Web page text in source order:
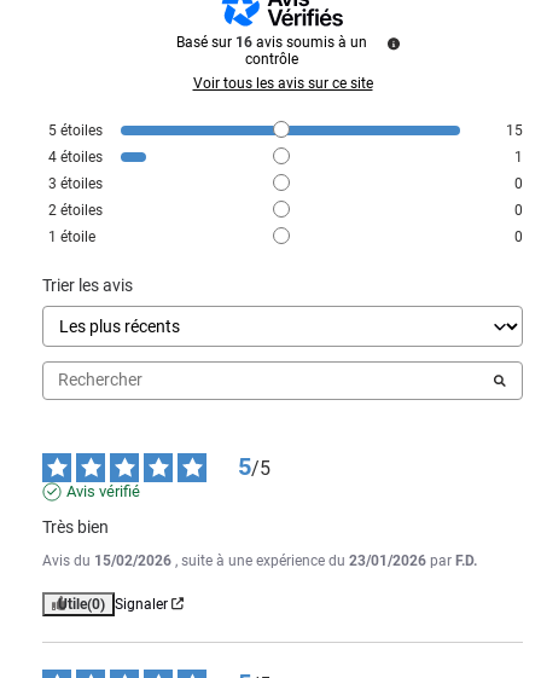
Basé sur 16 avis soumis à un
contrôle
Voir tous les avis sur ce site
5 étoiles
15
4 étoiles
1
3 étoiles
0
2 étoiles
0
1 étoile 0
Trier les avis
5/5
Avis vérifié
Très bien
Avis du 15/02/2026 , suite à une expérience du 23/01/2026 par F.D.
Utile(0) Signaler